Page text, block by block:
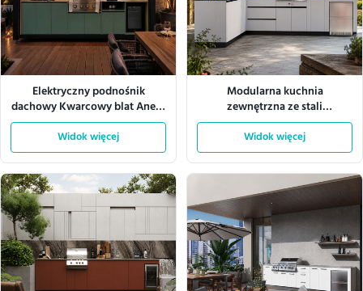
Elektryczny podnośnik
dachowy Kwarcowy blat Aneks
kuchenny Zewnętrzna szafka
aluminiowa
Widok więcej
Modularna kuchnia
zewnętrzna ze stali
nierdzewnej 304 z odpornością
na warunki pogodowe
Widok więcej